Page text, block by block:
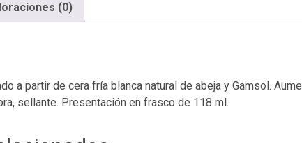
(0)
a partir de cera fría blanca natural de abeja y Gamsol.
sellante. Presentación en frasco de 118 ml.